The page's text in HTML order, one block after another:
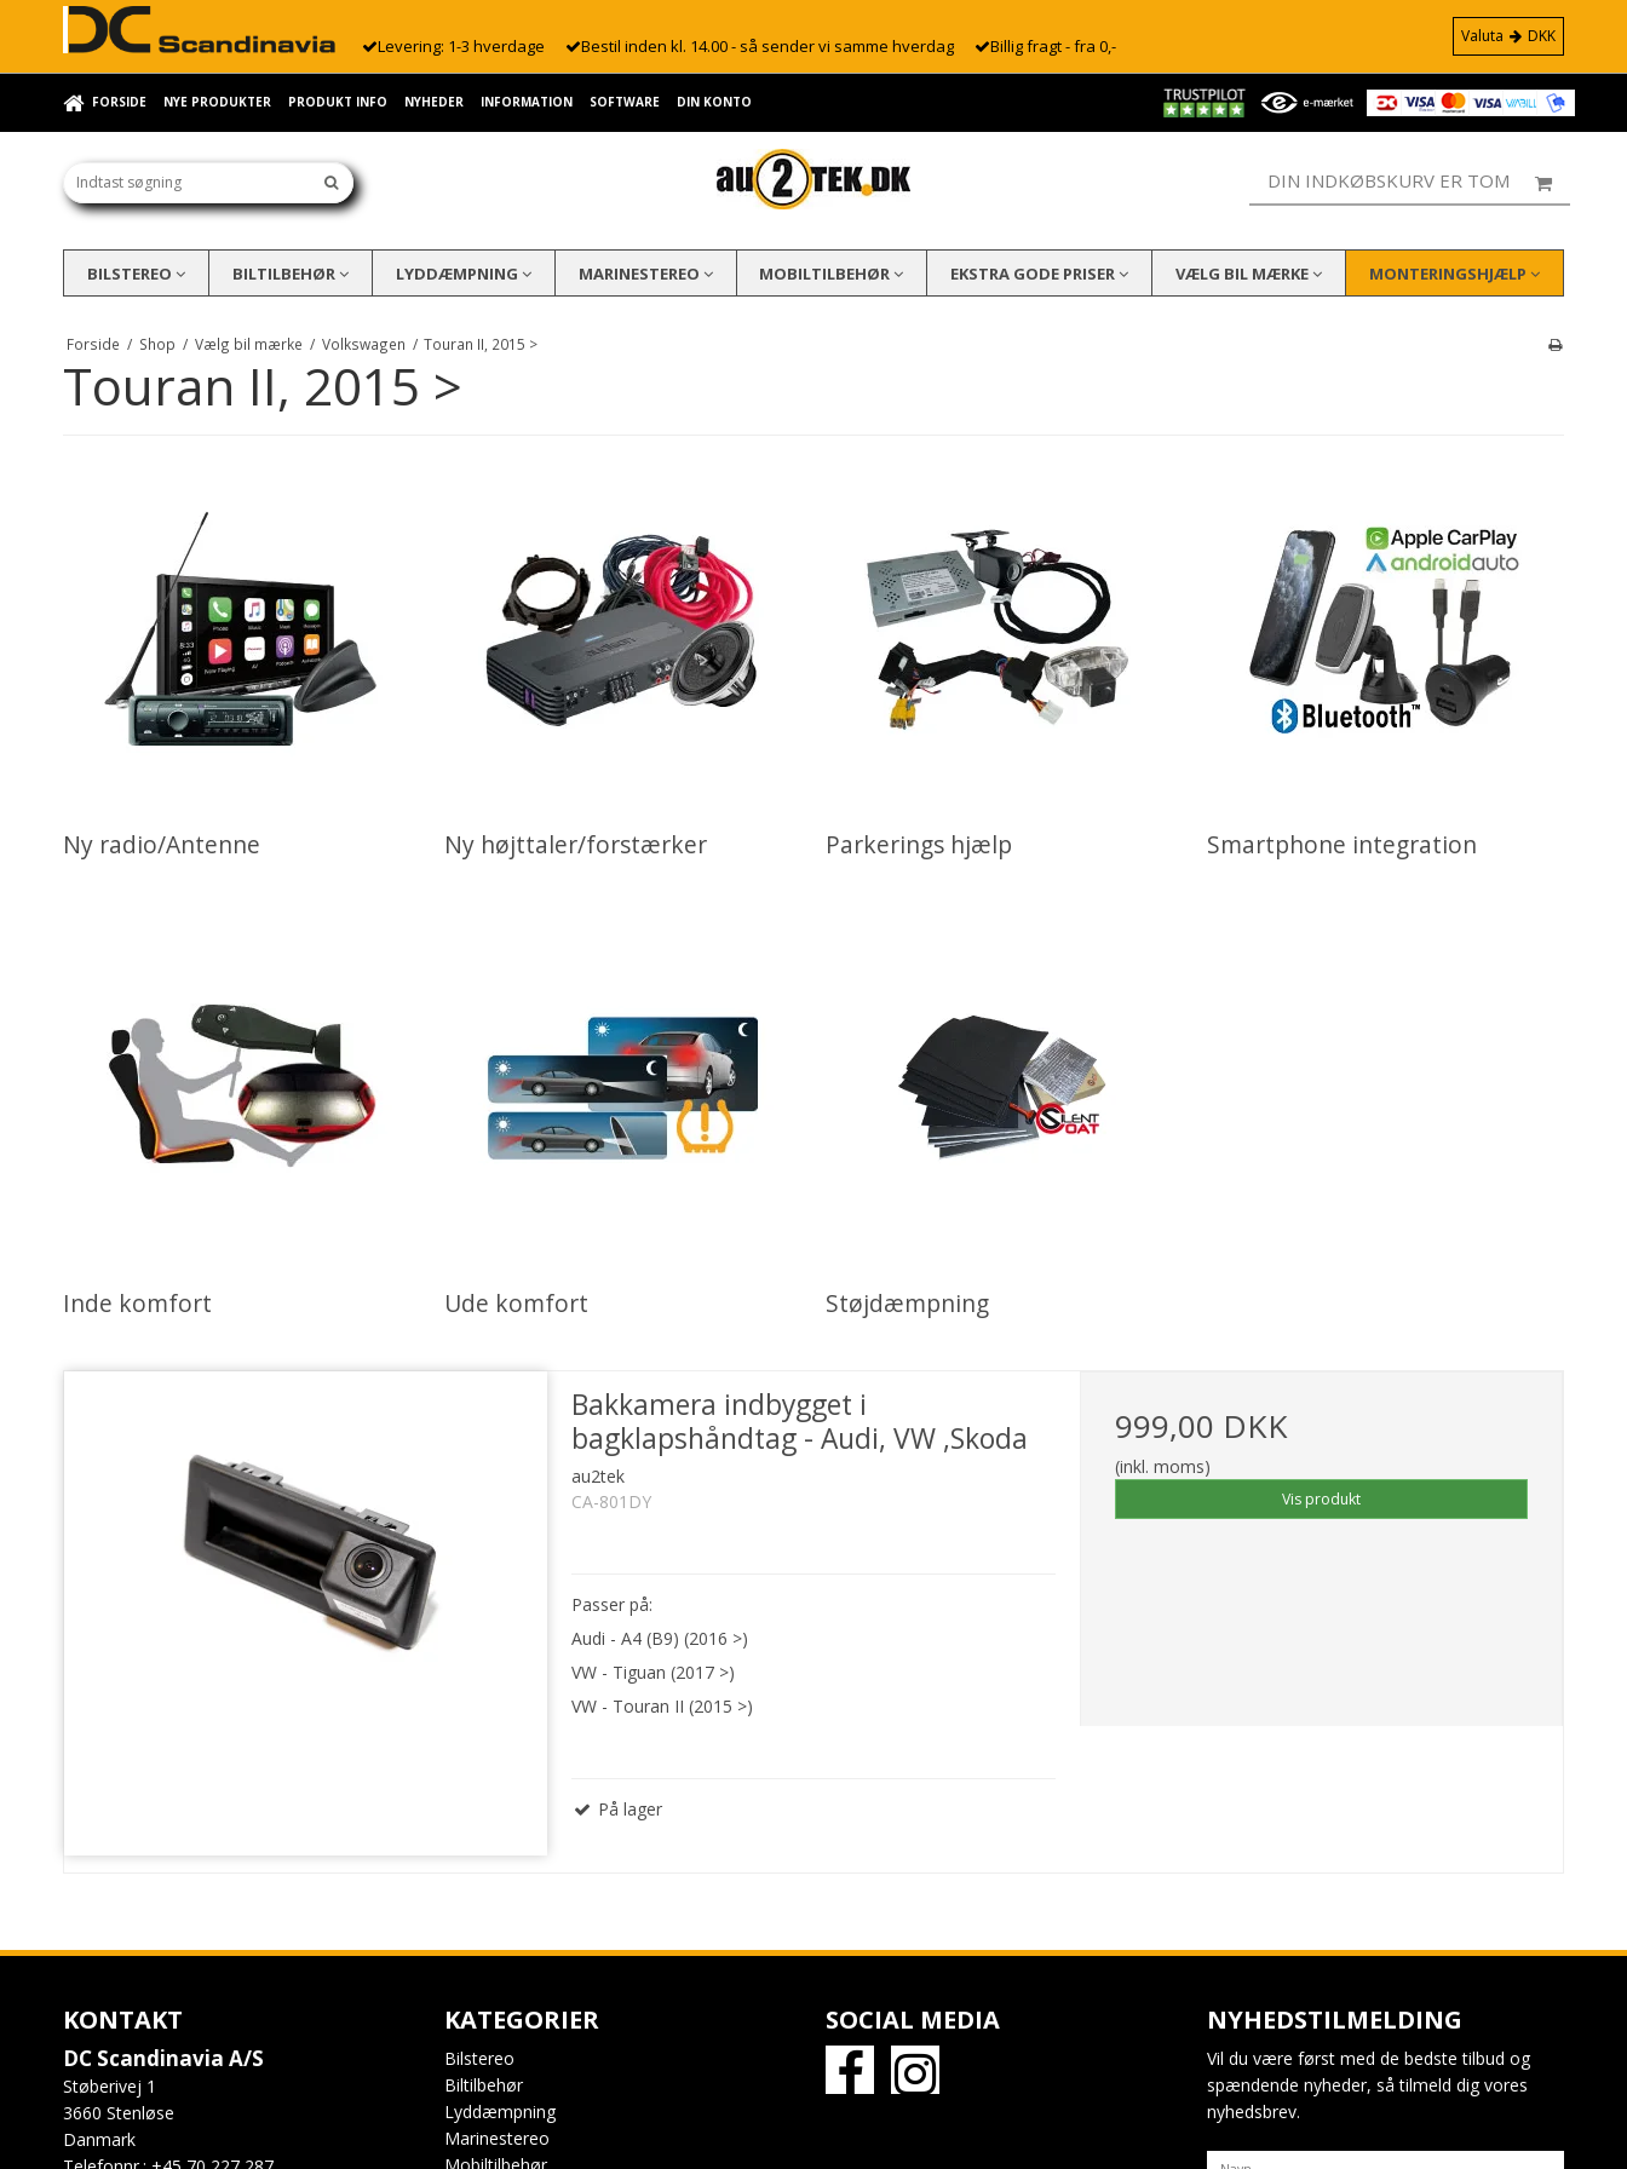
Levering: 1-3 hverdage Bestil inden kl. 14.00 - så sender vi samme hverdag Billig fragt - fra 0,- Valuta DKK
FORSIDE NYE PRODUKTER PRODUKT INFO NYHEDER INFORMATION SOFTWARE DIN KONTO
DIN INDKØBSKURV ER TOM
BILSTEREO BILTILBEHØR LYDDÆMPNING MARINESTEREO MOBILTILBEHØR EKSTRA GODE PRISER VÆLG BIL MÆRKE MONTERINGSHJÆLP
Forside / Shop / Vælg bil mærke / Volkswagen / Touran II, 2015 >
Touran II, 2015 >
Ny radio/Antenne Ny højttaler/forstærker Parkerings hjælp Smartphone integration
Inde komfort Ude komfort Støjdæmpning
Bakkamera indbygget i
bagklapshåndtag - Audi, VW ,Skoda
au2tek
CA-801DY
Passer på:
Audi - A4 (B9) (2016 >)
VW - Tiguan (2017 >)
VW - Touran II (2015 >)
På lager
999,00 DKK
(inkl. moms)
Vis produkt
KONTAKT
DC Scandinavia A/S
Støberivej 1
3660 Stenløse
Danmark
KATEGORIER
Bilstereo
Biltilbehør
Lyddæmpning
Marinestereo
SOCIAL MEDIA NYHEDSTILMELDING
Vil du være først med de bedste tilbud og
spændende nyheder, så tilmeld dig vores
nyhedsbrev.